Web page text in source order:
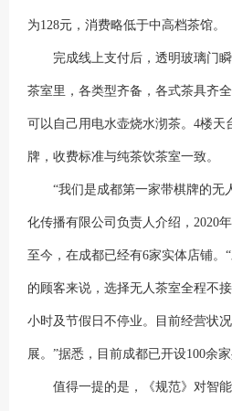
为128元，消费略低于中高档茶馆。
完成线上支付后，透明玻璃门瞬
茶室里，各类型齐备，各式茶具齐
可以自己用电水壶烧水沏茶。4楼天
牌，收费标准与纯茶饮茶室一致。
“我们是成都第一家带棋牌的无
化传播有限公司负责人介绍，2020
至今，在成都已经有6家实体店铺。
的顾客来说，选择无人茶室全程不
小时及节假日不停业。目前经营状
展。”据悉，目前成都已开设100余
值得一提的是，《规范》对智能